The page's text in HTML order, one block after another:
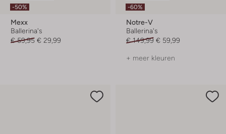
-50%
Mexx
Ballerina's
€ 59,95 € 29,99
-60%
Notre-V
Ballerina's
€ 149,99 € 59,99
+ meer kleuren